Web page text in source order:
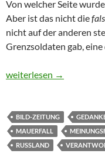
Von welcher Seite
Aber ist das nicht die
nicht auf der anderen
Grenzsoldaten gab,
Grenzen
weiterlesen →
BILD-ZEITUNG
MAUERFALL
RUSSLAND